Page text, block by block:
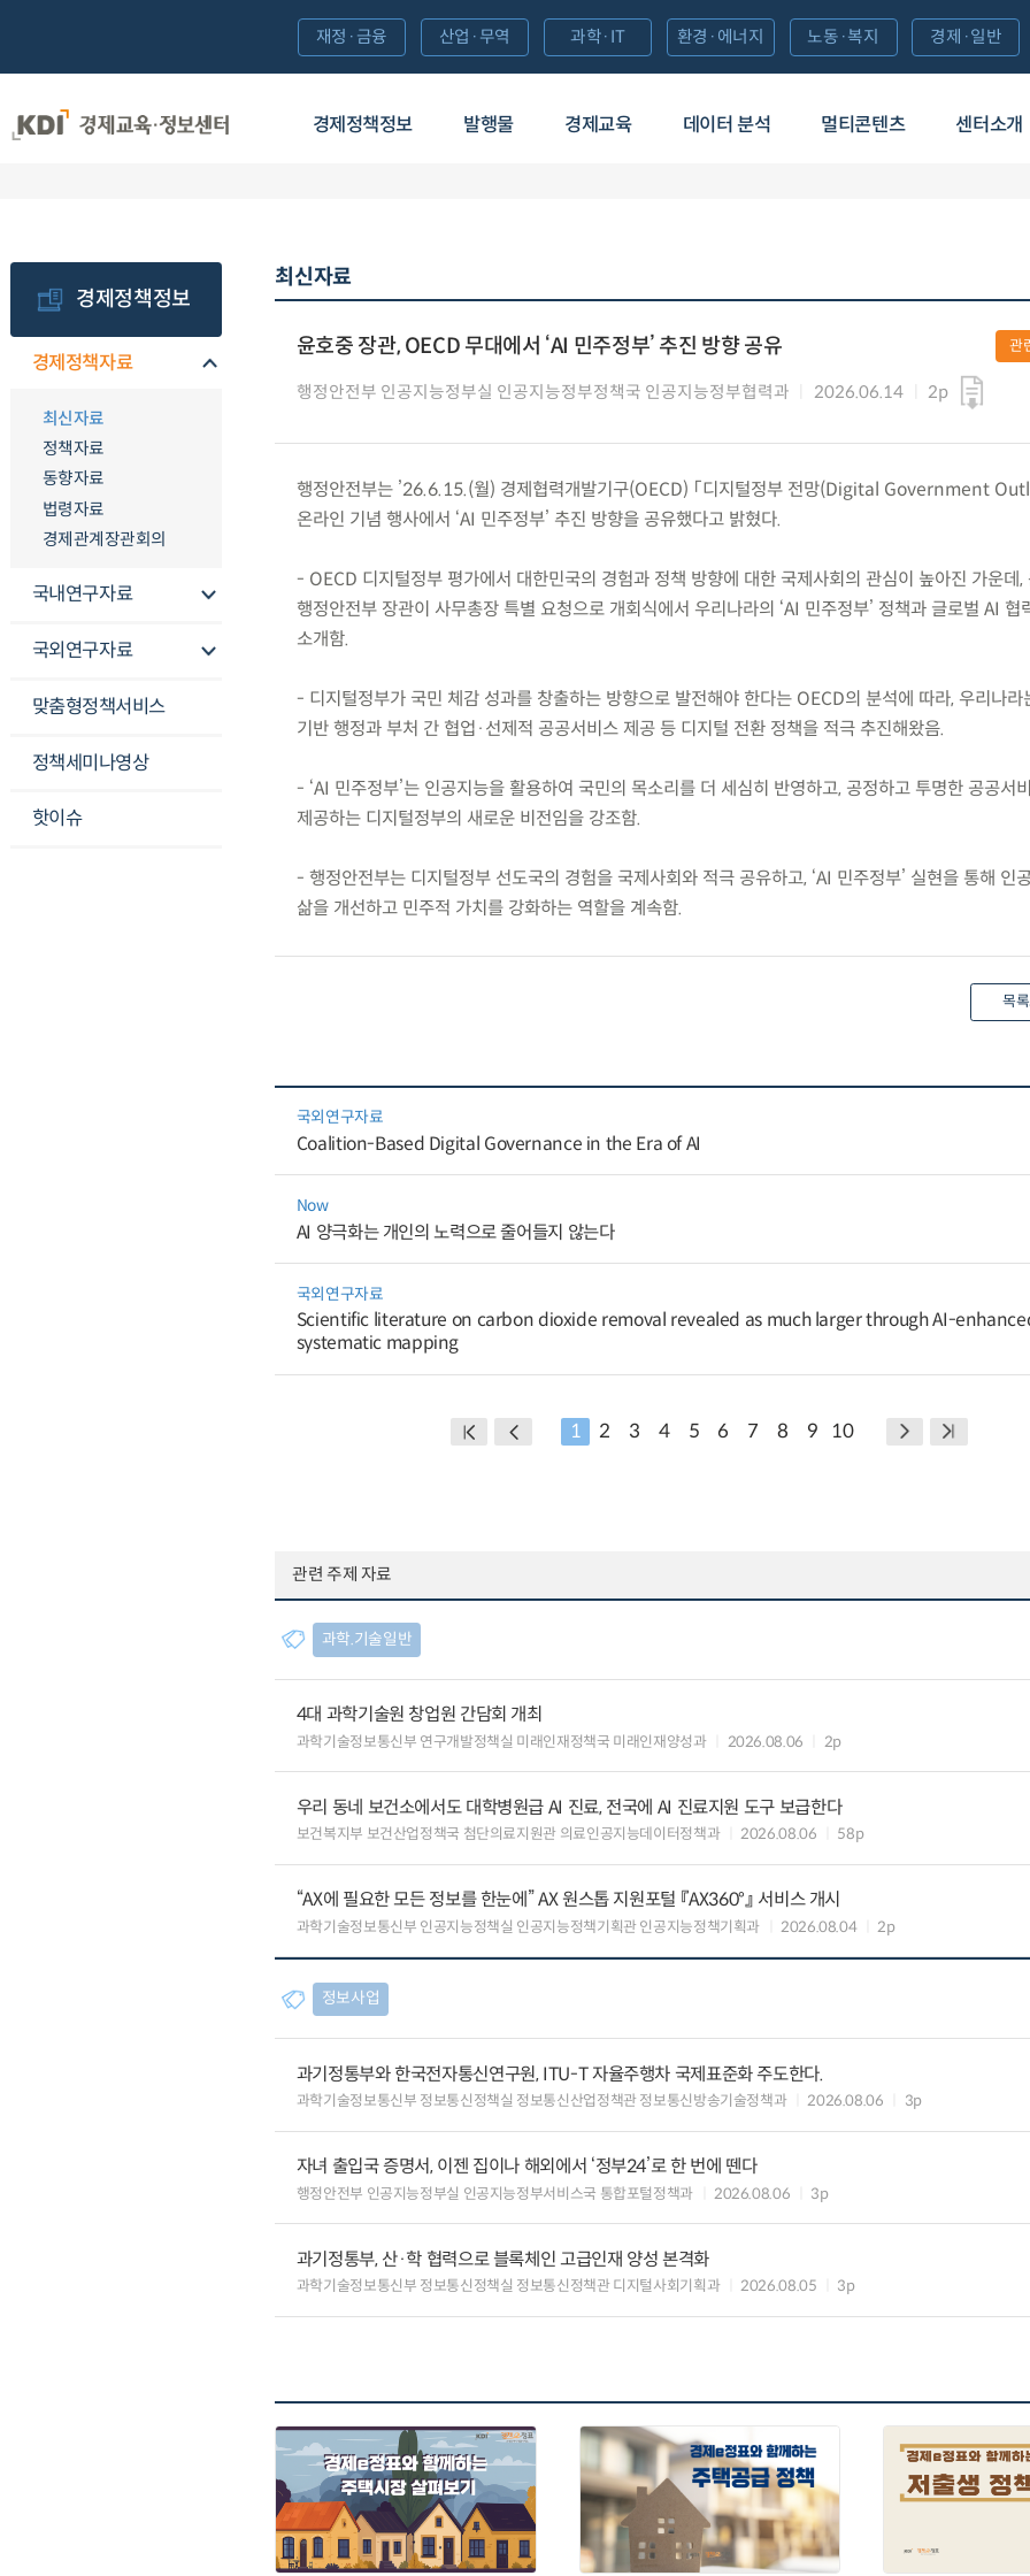
경제정책정보 발행물 경제교육 데이터 분석 멀티콘텐츠 센터소개
재정·금융 산업·무역 과학·IT 환경·에너지 노동·복지 경제·일반
경제정책정보
경제정책자료
최신자료
정책자료
동향자료
법령자료
경제관계장관회의
국내연구자료
국외연구자료
맞춤형정책서비스
정책세미나영상
핫이슈
최신자료
윤호중 장관, OECD 무대에서 ‘AI 민주정부’ 추진 방향 공유
행정안전부 인공지능정부실 인공지능정부정책국 인공지능정부협력과 2026.06.14 2p
관
행정안전부는 ’26.6.15.(월) 경제협력개발기구(OECD) 「디지털정부 전망(Digital Government
온라인 기념 행사에서 ‘AI 민주정부’ 추진 방향을 공유했다고 밝혔다.
- OECD 디지털정부 평가에서 대한민국의 경험과 정책 방향에 대한 국제사회의 관심이 높아진 가운데,
행정안전부 장관이 사무총장 특별 요청으로 개회식에서 우리나라의 ‘AI 민주정부’ 정책과 글로벌 AI 협
소개함.
- 디지털정부가 국민 체감 성과를 창출하는 방향으로 발전해야 한다는 OECD의 분석에 따라, 우리나라
기반 행정과 부처 간 협업·선제적 공공서비스 제공 등 디지털 전환 정책을 적극 추진해왔음.
- ‘AI 민주정부’는 인공지능을 활용하여 국민의 목소리를 더 세심히 반영하고, 공정하고 투명한 공공서
제공하는 디지털정부의 새로운 비전임을 강조함.
- 행정안전부는 디지털정부 선도국의 경험을 국제사회와 적극 공유하고, ‘AI 민주정부’ 실현을 통해 인
삶을 개선하고 민주적 가치를 강화하는 역할을 계속함.
목록
국외연구자료
Coalition-Based Digital Governance in the Era of AI
Now
AI 양극화는 개인의 노력으로 줄어들지 않는다
국외연구자료
Scientific literature on carbon dioxide removal revealed as much larger through AI-
systematic mapping
1 2 3 4 5 6 7 8 9 10
관련 주제 자료
과학.기술일반
4대 과학기술원 창업원 간담회 개최
과학기술정보통신부 연구개발정책실 미래인재정책국 미래인재양성과 2026.08.06 2p
우리 동네 보건소에서도 대학병원급 AI 진료, 전국에 AI 진료지원 도구 보급한다
보건복지부 보건산업정책국 첨단의료지원관 의료인공지능데이터정책과 2026.08.06 58p
“AX에 필요한 모든 정보를 한눈에” AX 원스톱 지원포털 『AX360°』 서비스 개시
과학기술정보통신부 인공지능정책실 인공지능정책기획관 인공지능정책기획과 2026.08.04 2p
정보사업
과기정통부와 한국전자통신연구원, ITU-T 자율주행차 국제표준화 주도한다.
과학기술정보통신부 정보통신정책실 정보통신산업정책관 정보통신방송기술정책과 2026.08.06 3p
자녀 출입국 증명서, 이젠 집이나 해외에서 ‘정부24’로 한 번에 뗀다
행정안전부 인공지능정부실 인공지능정부서비스국 통합포털정책과 2026.08.06 3p
과기정통부, 산·학 협력으로 블록체인 고급인재 양성 본격화
과학기술정보통신부 정보통신정책실 정보통신정책관 디지털사회기획과 2026.08.05 3p